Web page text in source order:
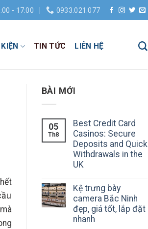
- 17:00 0933.021.077
TIN TỨC LIÊN HỆ
BÀI MỚI
05
Th8
Best Credit Card
Casinos: Secure
Deposits and Quick
Withdrawals in the
UK
Kệ trưng bày
camera Bắc Ninh
đẹp, giá tốt, lắp đặt
nhanh